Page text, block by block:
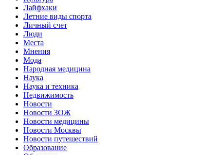
Лайфхаки
Летние виды спорта
Личный счет
Люди
Места
Мнения
Мода
Народная медицина
Наука
Наука и техника
Недвижимость
Новости
Новости ЗОЖ
Новости медицины
Новости Москвы
Новости путешествий
Образование